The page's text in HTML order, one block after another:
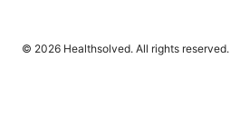
© 2026 Healthsolved. All rights reserved.